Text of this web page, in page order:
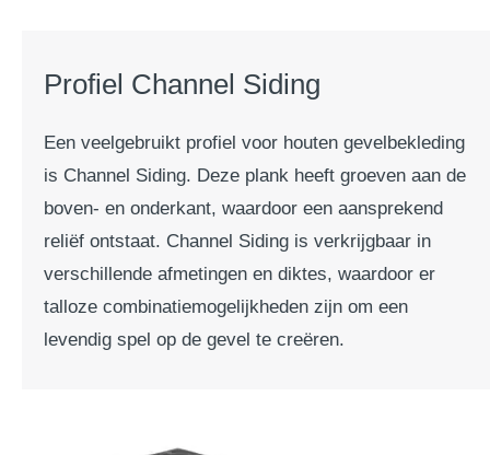
Profiel Channel Siding
Een veelgebruikt profiel voor houten gevelbekleding
is Channel Siding. Deze plank heeft groeven aan de
boven- en onderkant, waardoor een aansprekend
reliëf ontstaat. Channel Siding is verkrijgbaar in
verschillende afmetingen en diktes, waardoor er
talloze combinatiemogelijkheden zijn om een
levendig spel op de gevel te creëren.